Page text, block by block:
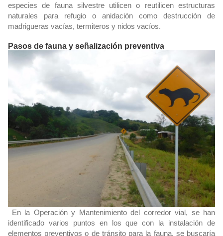
especies de fauna silvestre utilicen o reutilicen estructuras
naturales para refugio o anidación como destrucción de
madrigueras vacías, termiteros y nidos vacíos.
Pasos de fauna y señalización preventiva
En la Operación y Mantenimiento del corredor vial, se han
identificado varios puntos en los que con la instalación de
elementos preventivos o de tránsito para la fauna, se buscaría